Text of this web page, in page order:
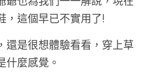
，這個早已不實用了!
還是很想體驗看看，穿上草
什麼感覺。